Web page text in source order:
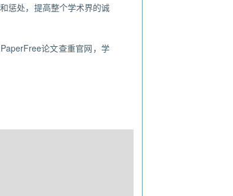
惩处，提高整个学术界的诚
论文查重官网，学